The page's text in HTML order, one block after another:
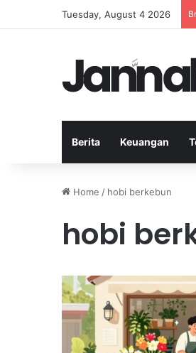
Tuesday, August 4 2026
Berita Keuangan
Home / hobi berkebun
hobi